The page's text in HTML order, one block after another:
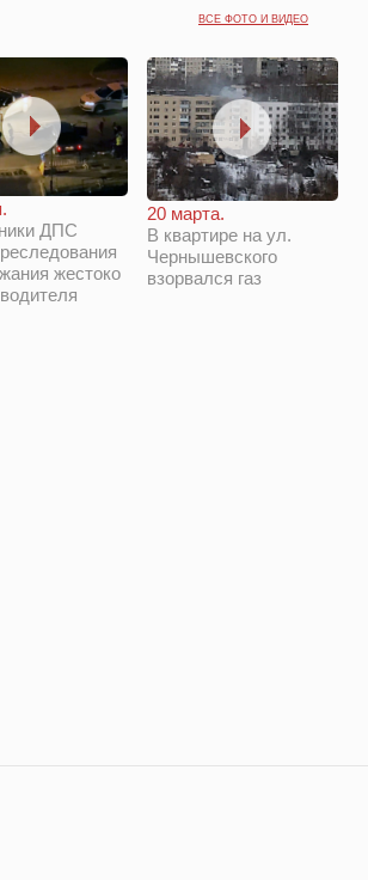
ВСЕ ФОТО И ВИДЕО
ДПС
жестоко
20 марта.
В квартире на ул.
Чернышевского
взорвался газ